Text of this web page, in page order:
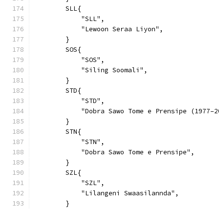
        SLL{
            "SLL",
            "Lewoon Seraa Liyon",
        }
        SOS{
            "SOS",
            "Siling Soomali",
        }
        STD{
            "STD",
"Dobra Sawo Tome e Prensipe
        }
        STN{
            "STN",
            "Dobra Sawo Tome e Prensipe",
        }
        SZL{
            "SZL",
            "Lilangeni Swaasilannda",
        }